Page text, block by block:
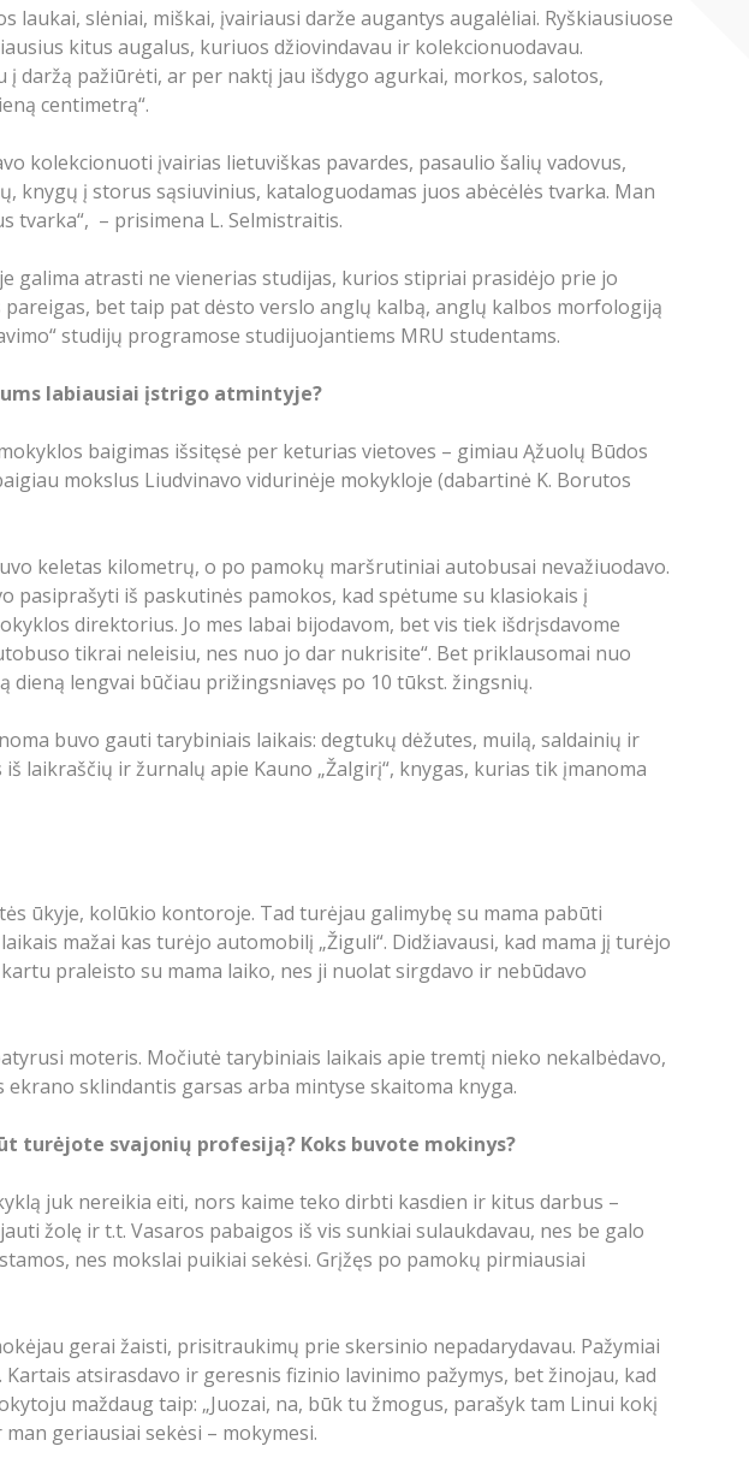
slėniai, miškai, įvairiausi darže augantys augalėliai. Ryškiausiuose
kitus augalus, kuriuos džiovindavau ir kolekcionuodavau.
daržą pažiūrėti, ar per naktį jau išdygo agurkai, morkos, salotos,
centimetrą“.
kolekcionuoti įvairias lietuviškas pavardes, pasaulio šalių vadovus,
knygų į storus sąsiuvinius, kataloguodamas juos abėcėlės tvarka. Man
tvarka“, – prisimena L. Selmistraitis.
galima atrasti ne vienerias studijas, kurios stipriai prasidėjo prie jo
bet taip pat dėsto verslo anglų kalbą, anglų kalbos morfologiją
studijų programose studijuojantiems MRU studentams.
labiausiai įstrigo atmintyje?
baigimas išsitęsė per keturias vietoves – gimiau Ąžuolų Būdos
mokslus Liudvinavo vidurinėje mokykloje (dabartinė K. Borutos
keletas kilometrų, o po pamokų maršrutiniai autobusai nevažiuodavo.
pasiprašyti iš paskutinės pamokos, kad spėtume su klasiokais į
direktorius. Jo mes labai bijodavom, bet vis tiek išdrįsdavome
tikrai neleisiu, nes nuo jo dar nukrisite“. Bet priklausomai nuo
lengvai būčiau prižingsniavęs po 10 tūkst. žingsnių.
buvo gauti tarybiniais laikais: degtukų dėžutes, muilą, saldainių ir
laikraščių ir žurnalų apie Kauno „Žalgirį“, knygas, kurias tik įmanoma
ūkyje, kolūkio kontoroje. Tad turėjau galimybę su mama pabūti
mažai kas turėjo automobilį „Žiguli“. Didžiavausi, kad mama jį turėjo
praleisto su mama laiko, nes ji nuolat sirgdavo ir nebūdavo
moteris. Močiutė tarybiniais laikais apie tremtį nieko nekalbėdavo,
ekrano sklindantis garsas arba mintyse skaitoma knyga.
turėjote svajonių profesiją? Koks buvote mokinys?
juk nereikia eiti, nors kaime teko dirbti kasdien ir kitus darbus –
žolę ir t.t. Vasaros pabaigos iš vis sunkiai sulaukdavau, nes be galo
nes mokslai puikiai sekėsi. Grįžęs po pamokų pirmiausiai
gerai žaisti, prisitraukimų prie skersinio nepadarydavau. Pažymiai
atsirasdavo ir geresnis fizinio lavinimo pažymys, bet žinojau, kad
maždaug taip: „Juozai, na, būk tu žmogus, parašyk tam Linui kokį
geriausiai sekėsi – mokymesi.